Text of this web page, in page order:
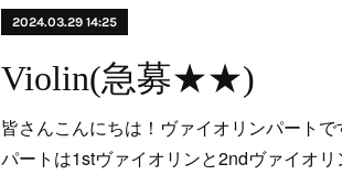
2024.03.29 14:25
Violin(急募★★)
皆さんこんにちは！ヴァイオリンパート
パートは1stヴァイオリンと2ndヴァイオ